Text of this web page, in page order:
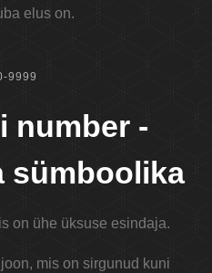
elus on.
9999
number -
sümboolika
on ühe üksuse esindaja.
mis on sirgunud kuni